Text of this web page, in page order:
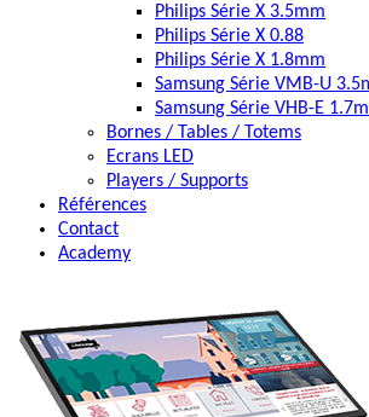
Philips Série X 3.5mm
Philips Série X 0.88
Philips Série X 1.8mm
Samsung Série VMB-U
Samsung Série VHB-E
Bornes / Tables / Totems
Ecrans LED
Players / Supports
Références
Contact
Academy